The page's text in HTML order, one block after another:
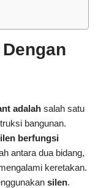
adalah salah satu
bangunan.
berfungsi
antara dua bidang,
keretakan.
silen.